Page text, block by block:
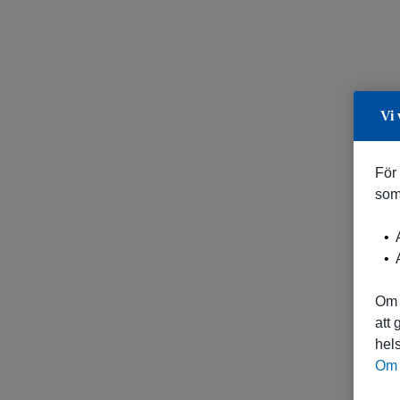
Vi
att